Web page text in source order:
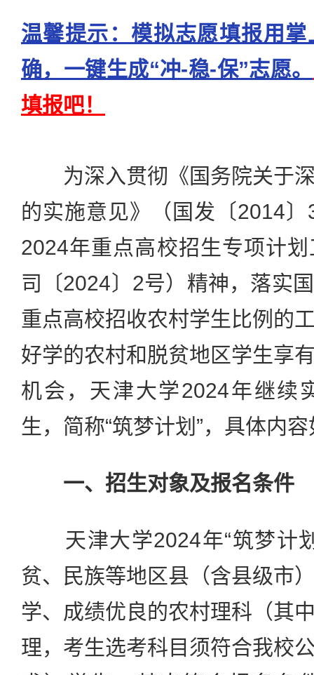
温馨提示：模拟志愿填报用
确，一键生成“冲-稳-保”志愿。
填报吧！
为深入贯彻《国务院关于深
的实施意见》（国发〔2014
2024年重点高校招生专项计
司〔2024〕2号）精神，落实
重点高校招收农村学生比例的
好学的农村和脱贫地区学生享
机会，天津大学2024年继续
生，简称“筑梦计划”，具体内
一、招生对象及报名条件
天津大学2024年“筑梦计
贫、民族等地区县（含县级市
学、成绩优良的农村理科（其
理，考生选考科目须符合我校